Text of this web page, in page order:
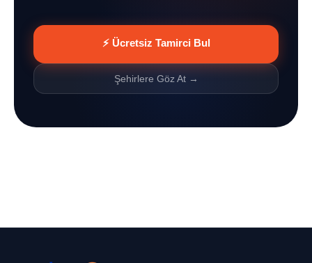
⚡ Ücretsiz Tamirci Bul
Şehirlere Göz At →